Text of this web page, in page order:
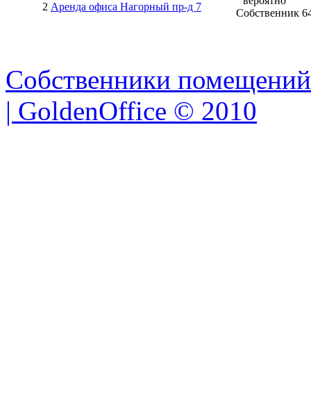
2 Аренда офиса Нагорный пр-д 7
Собственник
Собственники
| GoldenOffice © 2010